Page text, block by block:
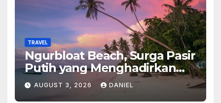
TRAVEL
Ngurbloat Beach, Surga Pasir
Putih yang Menghadirkan
Ketenangan dan Pesona
Alam Tak Terlupakan
AUGUST 3, 2026 DANIEL